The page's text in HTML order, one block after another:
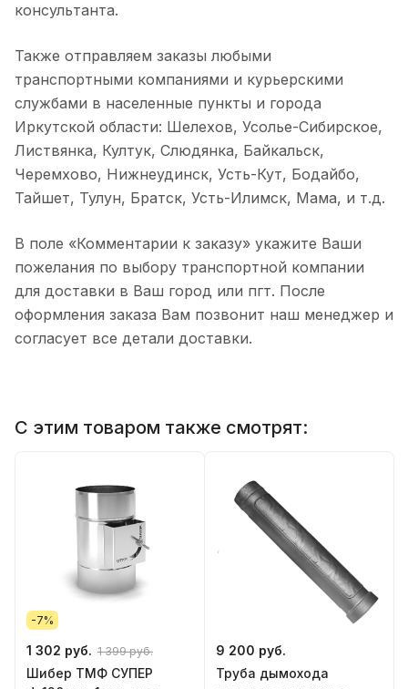
консультанта.
Также отправляем заказы любыми
транспортными компаниями и курьерскими
службами в населенные пункты и города
Иркутской области: Шелехов, Усолье-Сибирское,
Листвянка, Култук, Слюдянка, Байкальск,
Черемхово, Нижнеудинск, Усть-Кут, Бодайбо,
Тайшет, Тулун, Братск, Усть-Илимск, Мама, и т.д.
В поле «Комментарии к заказу» укажите Ваши
пожелания по выбору транспортной компании
для доставки в Ваш город или пгт. После
оформления заказа Вам позвонит наш менеджер и
согласует все детали доставки.
С этим товаром также смотрят:
-7%
1 302 руб. 1 399 руб.
Шибер ТМФ СУПЕР
9 200 руб.
Труба дымохода